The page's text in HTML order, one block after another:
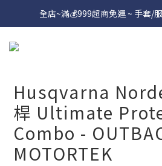
全店~滿💰999超商免運 ~ 手套/
Husqvarna
桿 Ultimate
Combo -
MOTORTEK